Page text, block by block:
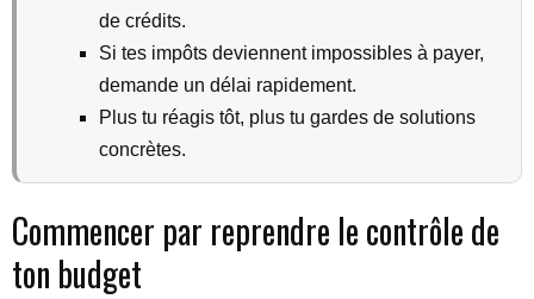
de crédits.
Si tes impôts deviennent impossibles à payer,
demande un délai rapidement.
Plus tu réagis tôt, plus tu gardes de solutions
concrètes.
Commencer par reprendre le contrôle de
ton budget